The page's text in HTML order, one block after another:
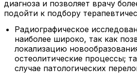
диагноза и позволяет врачу
подойти к подбору
Радиографическое
наиболее широко, так как
локализацию
остеолитические процессы;
случае патологических